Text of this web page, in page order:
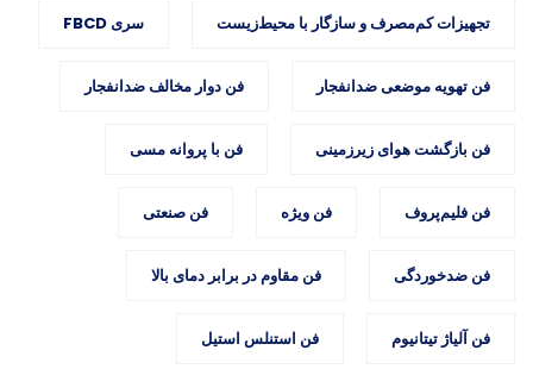
تجهیزات کم‌مصرف و سازگار با محیط‌زیست سری FBCD
فن تهویه موضعی ضدانفجار فن دوار مخالف ضدانفجار
فن بازگشت هوای زیرزمینی فن با پروانه مسی
فن فلیم‌پروف فن ویژه فن صنعتی
فن ضدخوردگی فن مقاوم در برابر دمای بالا
فن آلیاژ تیتانیوم فن استنلس استیل